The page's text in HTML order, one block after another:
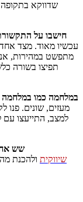
שדווקא בתקופה
חישבו על
עכשיו מאוד. מצד
מתפשט במהירות,
תפיצו בשורה
במלחמה כמו במלחמה
מעזים, שונים. פנו
למצב, התייעצו עם
שש
שיווקית ולהכנת